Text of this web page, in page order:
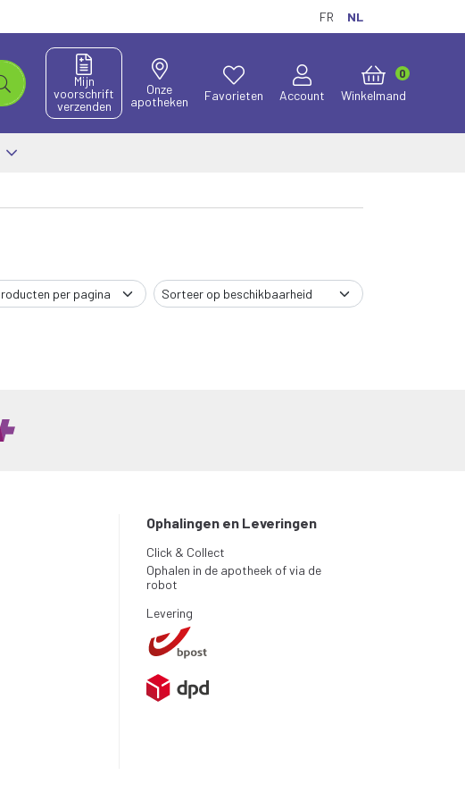
FR NL
Onze
apotheken
Mijn
voorschrift
verzenden
Favorieten Account Winkelmand
0
Ophalingen en Leveringen
Click & Collect
Ophalen in de apotheek of via de
robot
Levering